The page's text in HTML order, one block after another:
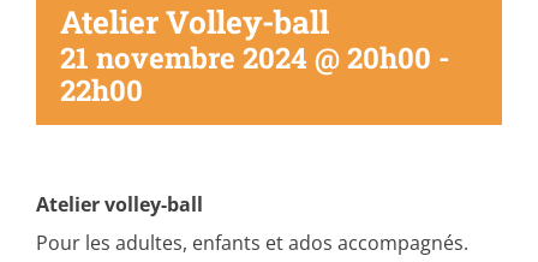
Atelier Volley-ball
21 novembre 2024 @ 20h00 -
22h00
Atelier volley-ball
Pour les adultes, enfants et ados accompagnés.